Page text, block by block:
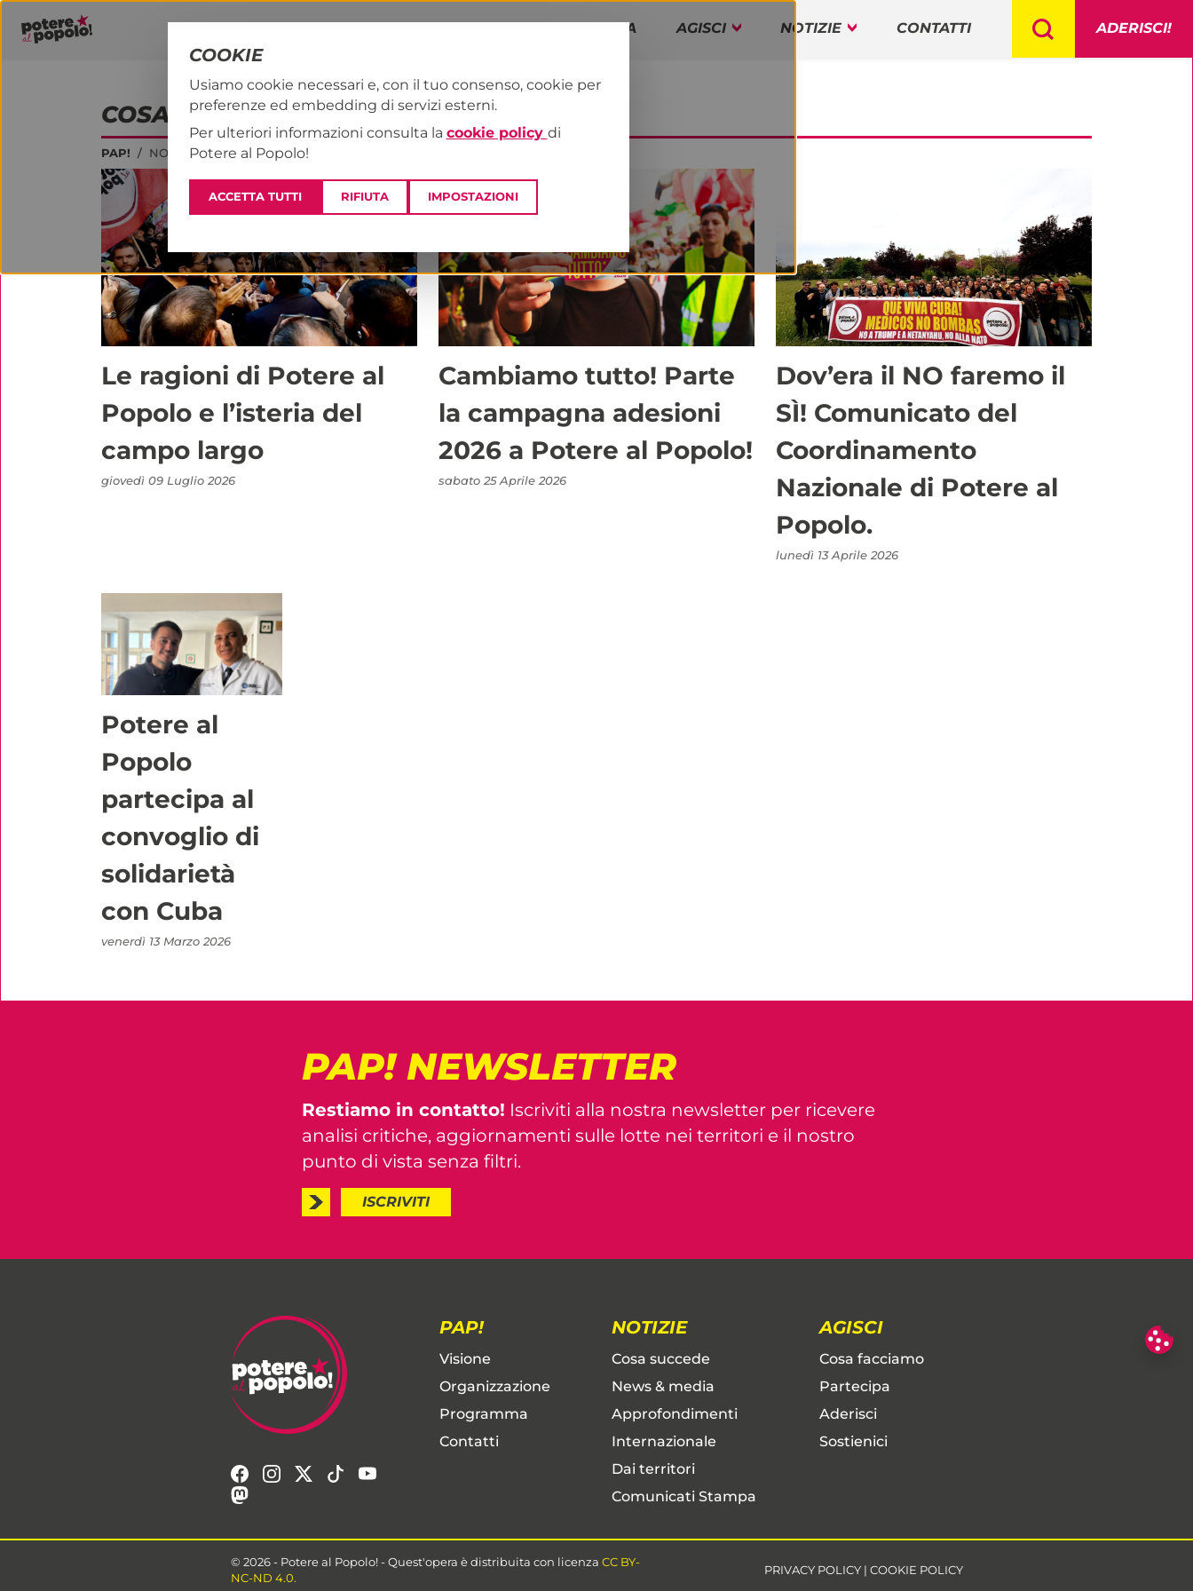
PROGRAMMA AGISCI NOTIZIE CONTATTI ADERISCI!
COSA SUCCEDE?
PAP! NOTIZIE
Le ragioni di Potere al
Popolo e l’isteria del
campo largo
giovedì 09 Luglio 2026
Cambiamo tutto! Parte
la campagna adesioni
2026 a Potere al Popolo!
sabato 25 Aprile 2026
Dov’era il NO faremo il
SÌ! Comunicato del
Coordinamento
Nazionale di Potere al
Popolo.
lunedì 13 Aprile 2026
Potere al
Popolo
partecipa al
convoglio di
solidarietà
con Cuba
venerdì 13 Marzo 2026
PAP! NEWSLETTER
Restiamo in contatto! Iscriviti alla nostra newsletter per ricevere
analisi critiche, aggiornamenti sulle lotte nei territori e il nostro
punto di vista senza filtri.
ISCRIVITI
PAP!
Visione
Organizzazione
Programma
Contatti
NOTIZIE
Cosa succede
News & media
Approfondimenti
Internazionale
Dai territori
Comunicati Stampa
AGISCI
Cosa facciamo
Partecipa
Aderisci
Sostienici
© 2026 - Potere al Popolo!- Quest'opera è distribuita con licenza CC BY-
NC-ND 4.0.
PRIVACY POLICY | COOKIE POLICY
COOKIE
Usiamo cookie necessari e, con il tuo consenso, cookie per
preferenze ed embedding di servizi esterni.
Per ulteriori informazioni consulta la cookie policy di
Potere al Popolo!
ACCETTA TUTTI RIFIUTA IMPOSTAZIONI